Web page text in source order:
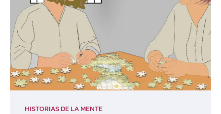
HISTORIAS DE LA MENTE